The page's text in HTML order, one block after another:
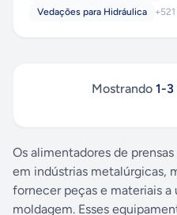
Vedações para Hidráulica
+521
Mostrando 1-3
Os alimentadores de
em indústrias metalúrgicas,
fornecer peças e materiais a
moldagem. Esses